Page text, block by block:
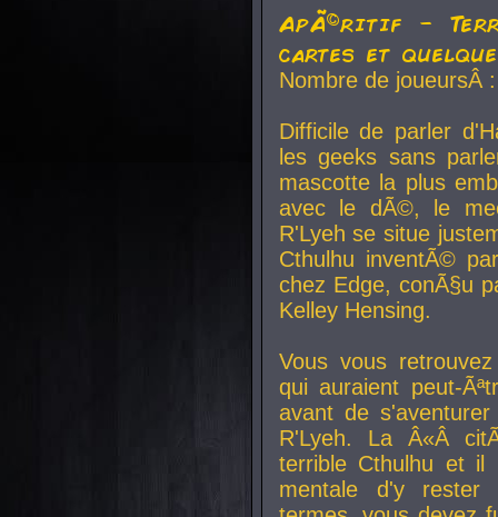
ApÃ©ritif -
cartes et
Nombre de
Difficile de parler
les geeks sans
mascotte la plus
avec le dÃ©, le
R'Lyeh se situe
Cthulhu inventÃ©
chez Edge, conÃ§u
Kelley Hensing.
Vous vous
qui auraient peut-
avant de
R'Lyeh. La Â«Â
terrible Cthulhu et
mentale d'y rester